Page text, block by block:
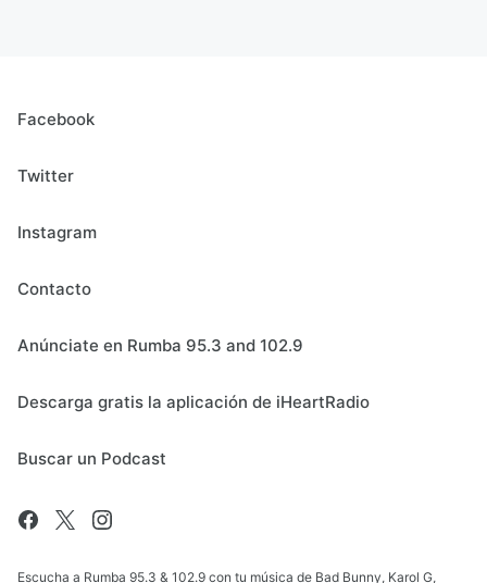
Facebook
Twitter
Instagram
Contacto
Anúnciate en Rumba 95.3 and 102.9
Descarga gratis la aplicación de iHeartRadio
Buscar un Podcast
Escucha a Rumba 95.3 & 102.9 con tu música de Bad Bunny, Karol G,